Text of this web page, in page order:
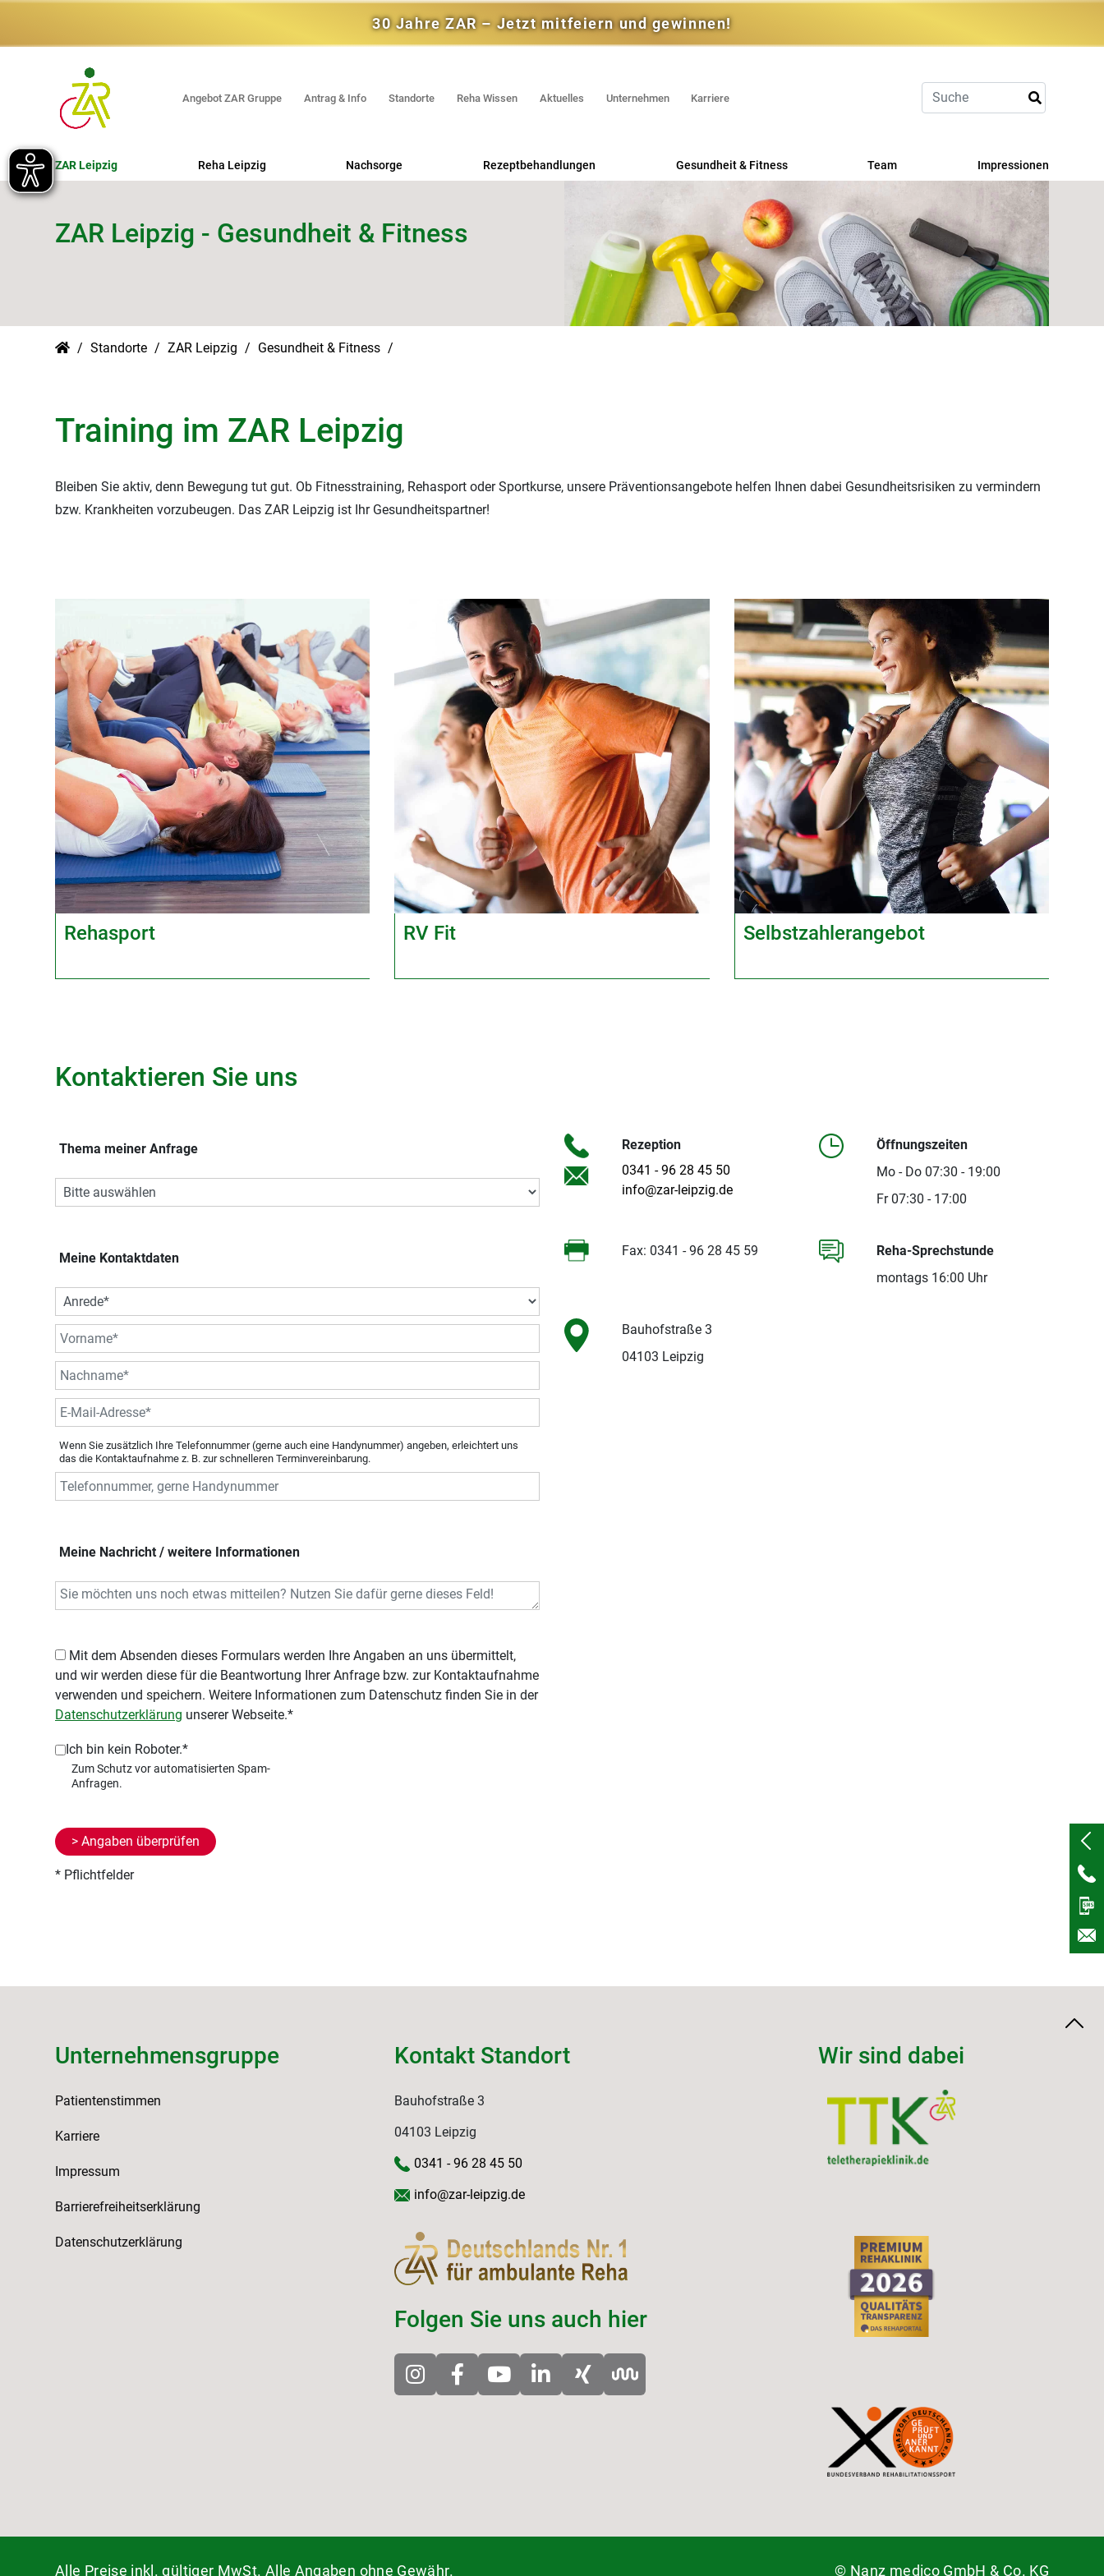
30 Jahre ZAR – Jetzt mitfeiern und gewinnen!
Angebot ZAR Gruppe Antrag & Info Standorte Reha Wissen Aktuelles Unternehmen Karriere
ZAR Leipzig Reha Leipzig
Beruflich orientierte REHA (MBOR -
Hand REHA
Interdisziplinäre multimodale
Nachsorge Rezeptbehandlungen Gesundheit & Fitness
Rehasport
RV Fit
Selbstzahlerangebot
Team Impressionen
ZAR Leipzig - Gesundheit & Fitness
Standorte ZAR Leipzig Gesundheit & Fitness
Training im ZAR Leipzig
Bleiben Sie aktiv, denn Bewegung tut gut. Ob Fitnesstraining, Rehasport oder Sportkurse, unsere Präventionsangebote helfen Ihnen dabei Gesundheitsrisiken zu vermindern
bzw. Krankheiten vorzubeugen. Das ZAR Leipzig ist Ihr Gesundheitspartner!
Rehasport RV Fit Selbstzahlerangebot
Kontaktieren Sie uns
Thema meiner Anfrage
Meine Kontaktdaten
Wenn Sie zusätzlich Ihre Telefonnummer (gerne auch eine Handynummer) angeben, erleichtert uns
das die Kontaktaufnahme z. B. zur schnelleren Terminvereinbarung.
Meine Nachricht / weitere Informationen
und wir werden diese für die Beantwortung Ihrer Anfrage bzw. zur Kontaktaufnahme
verwenden und speichern. Weitere Informationen zum Datenschutz finden Sie in der
Datenschutzerklärung unserer Webseite.*
Ich bin kein Roboter.*
* Pflichtfelder
Rezeption
0341 - 96 28 45 50
info@zar-leipzig.de
Öffnungszeiten
Mo - Do 07:30 - 19:00
Fr 07:30 - 17:00
Fax: 0341 - 96 28 45 59
Reha-Sprechstunde
montags 16:00 Uhr
Bauhofstraße 3
04103 Leipzig
Unternehmensgruppe
Patientenstimmen
Karriere
Impressum
Barrierefreiheitserklärung
Datenschutzerklärung
Kontakt Standort
Bauhofstraße 3
04103 Leipzig
0341 - 96 28 45 50
info@zar-leipzig.de
Folgen Sie uns auch hier
Wir sind dabei
Alle Preise inkl. gültiger MwSt. Alle Angaben ohne Gewähr. © Nanz medico GmbH & Co. KG